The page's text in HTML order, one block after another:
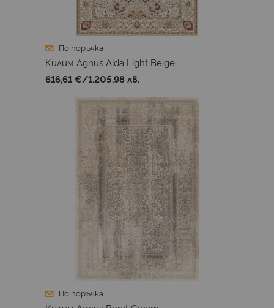
По поръчка
Килим Agnus Aida Light Beige
616,61 €/1.205,98 лв.
По поръчка